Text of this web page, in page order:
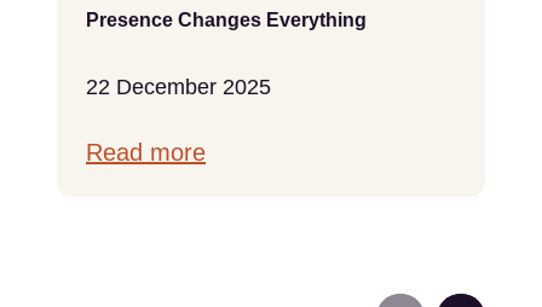
Presence Changes Everything
22 December 2025
Read more